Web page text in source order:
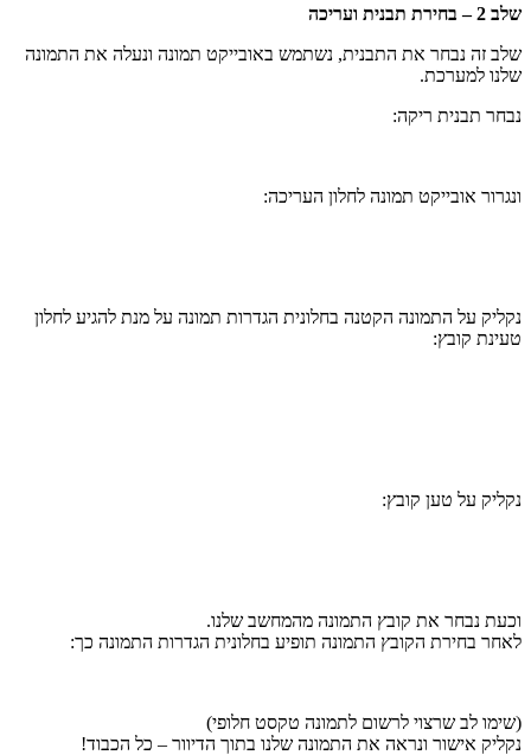
שלב 2 – בחירת תבנית ועריכה
שלב זה נבחר את התבנית, נשתמש באובייקט תמונה ונעלה את התמונה
שלנו למערכת.
נבחר תבנית ריקה:
ונגרור אובייקט תמונה לחלון העריכה:
נקליק על התמונה הקטנה בחלונית הגדרות תמונה על מנת להגיע לחלון
טעינת קובץ:
נקליק על טען קובץ:
וכעת נבחר את קובץ התמונה מהמחשב שלנו.
לאחר בחירת הקובץ התמונה תופיע בחלונית הגדרות התמונה כך:
(שימו לב שרצוי לרשום לתמונה טקסט חלופי)
נקליק אישור ונראה את התמונה שלנו בתוך הדיוור – כל הכבוד!